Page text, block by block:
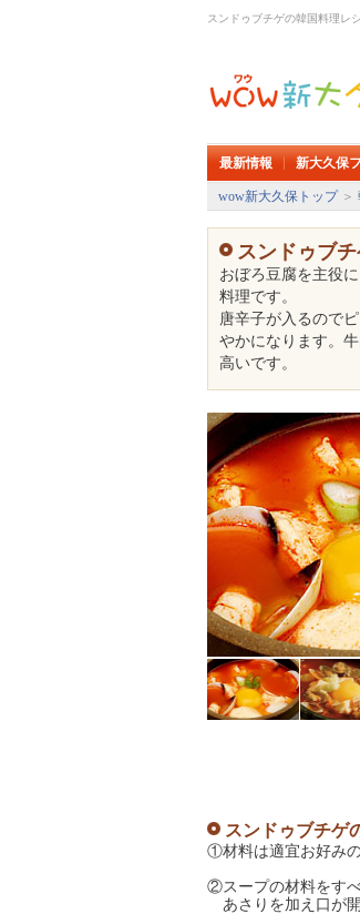
スンドゥブチゲの韓国料理レ
最新情報 新大久保
wow新大久保トップ＞
スンドゥブ
おぼろ豆腐を主役
料理です。
唐辛子が入るので
やかになります。
高いです。
スンドゥブチゲ
①材料は適宜お好み
②スープの材料をす
あさりを加え口が開